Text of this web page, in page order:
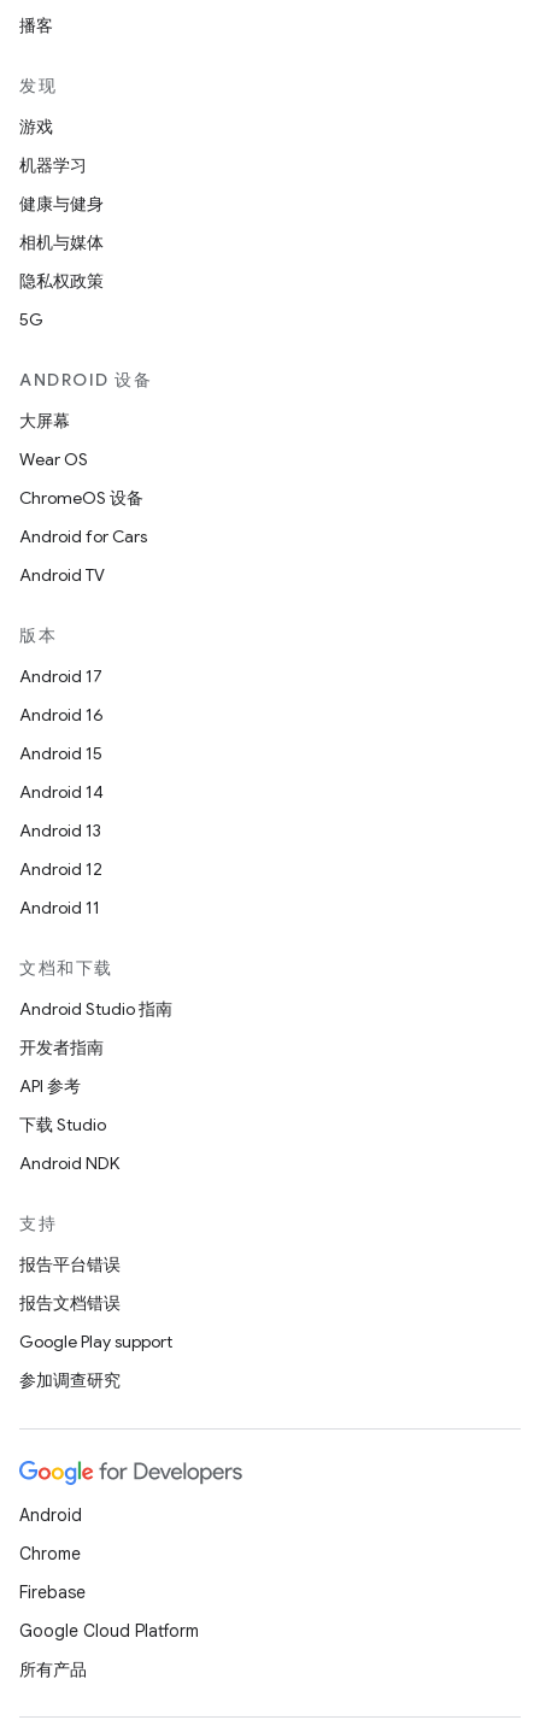
播客
发现
游戏
机器学习
健康与健身
相机与媒体
隐私权政策
5G
ANDROID 设备
大屏幕
Wear OS
ChromeOS 设备
Android for Cars
Android TV
版本
Android 17
Android 16
Android 15
Android 14
Android 13
Android 12
Android 11
文档和下载
Android Studio 指南
开发者指南
API 参考
下载 Studio
Android NDK
支持
报告平台错误
报告文档错误
Google Play support
参加调查研究
Android
Chrome
Firebase
Google Cloud Platform
所有产品